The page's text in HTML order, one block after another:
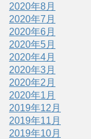
2020年8月
2020年7月
2020年6月
2020年5月
2020年4月
2020年3月
2020年2月
2020年1月
2019年12月
2019年11月
2019年10月